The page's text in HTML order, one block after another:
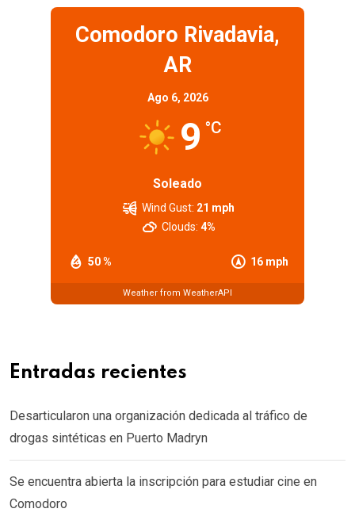
Comodoro Rivadavia,
AR
Ago 6, 2026
9 °C
Soleado
50 % 16 mph
Wind Gust: 21 mph
Clouds: 4%
Weather from WeatherAPI
Entradas recientes
Desarticularon una organización dedicada al tráfico de
drogas sintéticas en Puerto Madryn
Se encuentra abierta la inscripción para estudiar cine en
Comodoro